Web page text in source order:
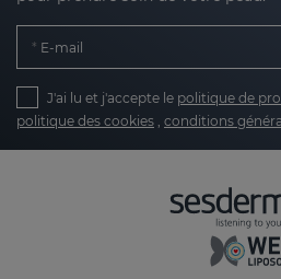
E-mail
J'ai lu et j'accepte le politique de
politique des cookies , conditions